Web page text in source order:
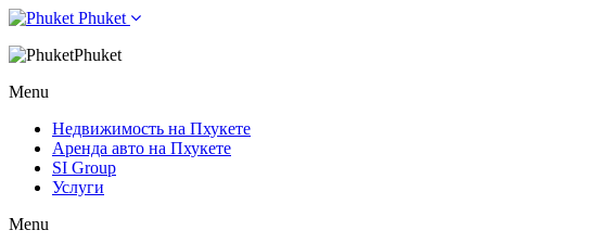
Phuket
Phuket
Menu
Недвижимость на Пхукете
Аренда авто на Пхукете
SI Group
Услуги
Menu